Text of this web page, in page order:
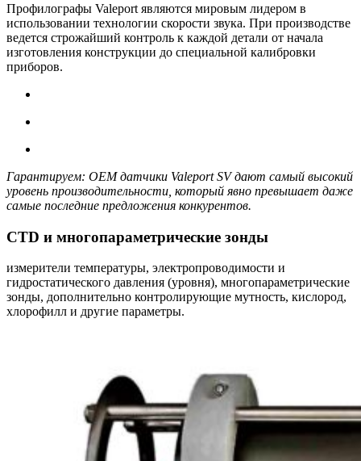
Профилографы Valeport являются мировым лидером в
использовании технологии скорости звука. При производстве
ведется строжайший контроль к каждой детали от начала
изготовления конструкции до специальной калибровки
приборов.
Гарантируем: OEM датчики Valeport SV дают самый высокий
уровень производительности, который явно превышает даже
самые последние предложения конкурентов.
CTD и многопараметрические зонды
измерители температуры, электропроводимости и
гидростатического давления (уровня), многопараметрические
зонды, дополнительно контролирующие мутность, кислород,
хлорофилл и другие параметры.